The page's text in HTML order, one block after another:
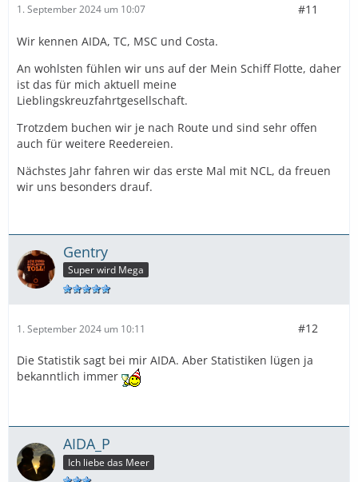
1. September 2024 um 10:07 #11
Wir kennen AIDA, TC, MSC und Costa.
An wohlsten fühlen wir uns auf der Mein Schiff Flotte, daher
ist das für mich aktuell meine
Lieblingskreuzfahrtgesellschaft.
Trotzdem buchen wir je nach Route und sind sehr offen
auch für weitere Reedereien.
Nächstes Jahr fahren wir das erste Mal mit NCL, da freuen
wir uns besonders drauf.
Gentry
Super wird Mega
1. September 2024 um 10:11 #12
Die Statistik sagt bei mir AIDA. Aber Statistiken lügen ja
bekanntlich immer
AIDA_P
Ich liebe das Meer